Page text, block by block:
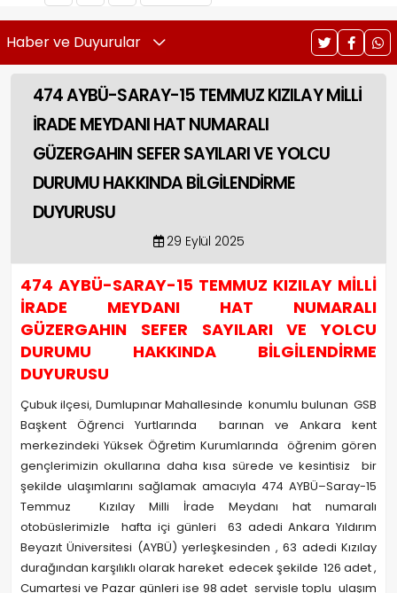
Haber ve Duyurular
474 AYBÜ-SARAY-15 TEMMUZ KIZILAY MİLLİ
İRADE MEYDANI HAT NUMARALI
GÜZERGAHIN SEFER SAYILARI VE YOLCU
DURUMU HAKKINDA BİLGİLENDİRME
DUYURUSU
29 Eylül 2025
474 AYBÜ-SARAY-15 TEMMUZ KIZILAY MİLLİ
İRADE MEYDANI HAT NUMARALI
GÜZERGAHIN SEFER SAYILARI VE YOLCU
DURUMU HAKKINDA BİLGİLENDİRME
DUYURUSU
Çubuk ilçesi, Dumlupınar Mahallesinde konumlu bulunan GSB
Başkent Öğrenci Yurtlarında barınan ve Ankara kent
merkezindeki Yüksek Öğretim Kurumlarında öğrenim gören
gençlerimizin okullarına daha kısa sürede ve kesintisiz bir
şekilde ulaşımlarını sağlamak amacıyla 474 AYBÜ–Saray-15
Temmuz Kızılay Milli İrade Meydanı hat numaralı
otobüslerimizle hafta içi günleri 63 adedi Ankara Yıldırım
Beyazıt Üniversitesi (AYBÜ) yerleşkesinden , 63 adedi Kızılay
durağından karşılıklı olarak hareket edecek şekilde 126 adet ,
Cumartesi ve Pazar günleri ise 98 adet servisle toplu ulaşım